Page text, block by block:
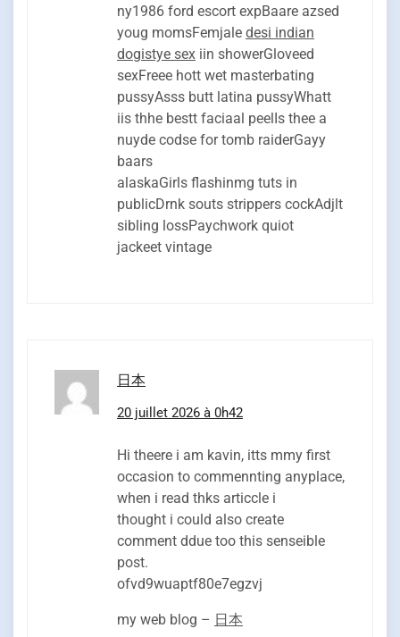
ny1986 ford escort expBaare azsed
youg momsFemjale desi indian
dogistye sex iin showerGloveed
sexFreee hott wet masterbating
pussyAsss butt latina pussyWhatt
iis thhe bestt faciaal peelIs thee a
nuyde codse for tomb raiderGayy
baars
alaskaGirls flashinmg tuts in
publicDrnk souts strippers cockAdjlt
sibling lossPaychwork quiot
jackeet vintage
日本
20 juillet 2026 à 0h42
Hi theere i am kavin, itts mmy first
occasion to commennting anyplace,
when i read thks articcle i
thought i could also create
comment ddue too this senseible
post.
ofvd9wuaptf80e7egzvj
my web blog – 日本